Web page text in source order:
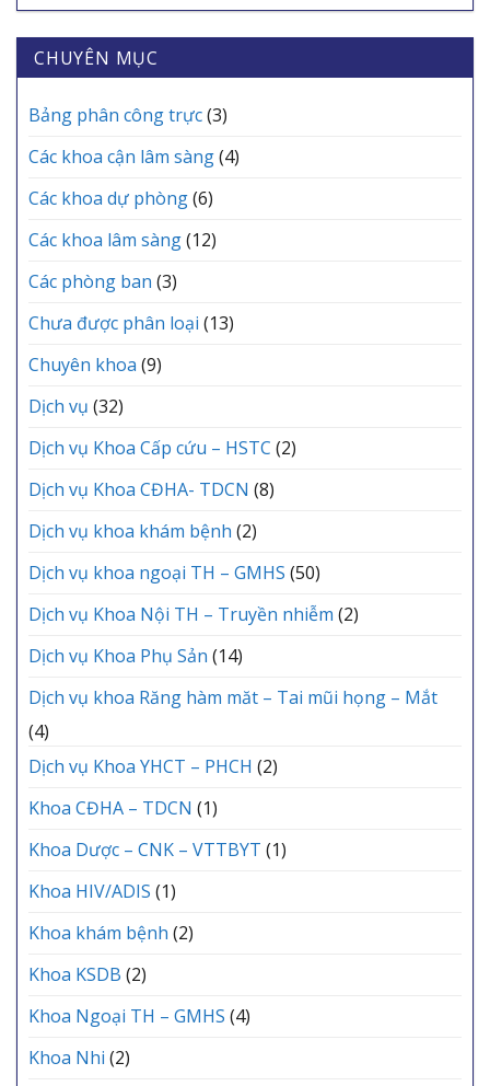
BẢO
MỖI
CÁC
THẦM
TẠI
tâm
Y
CHUYÊN MỤC
Bảng phân công trực(3)
Các khoa cận lâm sàng(4)
Các khoa dự phòng(6)
Các khoa lâm sàng(12)
Các phòng ban (3)
Chưa được phân loại (13)
Chuyên khoa (9)
Dịch vụ (32)
Dịch vụ Khoa Cấp cứu – HSTC (2)
Dịch vụ Khoa CĐHA- TDCN (8)
Dịch vụ khoa khám bệnh (2)
Dịch vụ khoa ngoại TH – GMHS (50)
Dịch vụ Khoa Nội TH – Truyền nhiễm (2)
Dịch vụ Khoa Phụ Sản (14)
Dịch vụ khoa Răng hàm măt – Tai mũi họng – Mắt
(4)
Dịch vụ Khoa YHCT – PHCH (2)
Khoa CĐHA – TDCN (1)
Khoa Dược – CNK – VTTBYT (1)
Khoa HIV/ADIS (1)
Khoa khám bệnh (2)
Khoa KSDB (2)
Khoa Ngoại TH – GMHS (4)
Khoa Nhi (2)